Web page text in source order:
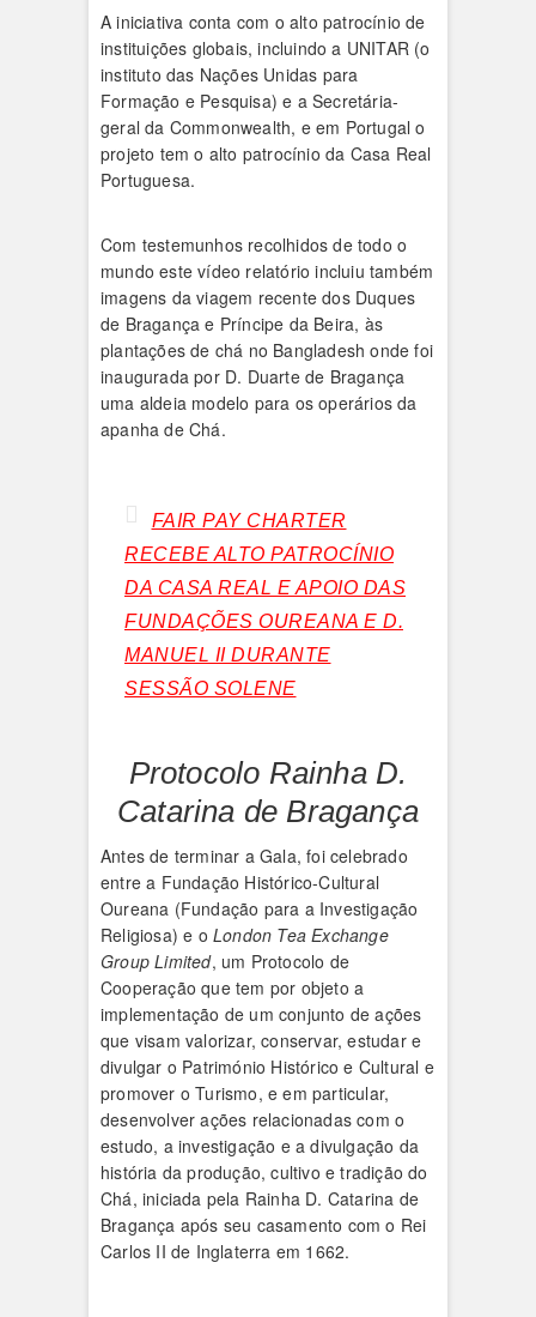
A iniciativa conta com o alto patrocínio de
instituições globais, incluindo a UNITAR (o
instituto das Nações Unidas para
Formação e Pesquisa) e a Secretária-
geral da Commonwealth, e em Portugal o
projeto tem o alto patrocínio da Casa Real
Portuguesa.
Com testemunhos recolhidos de todo o
mundo este vídeo relatório incluiu também
imagens da viagem recente dos Duques
de Bragança e Príncipe da Beira, às
plantações de chá no Bangladesh onde foi
inaugurada por D. Duarte de Bragança
uma aldeia modelo para os operários da
apanha de Chá.
FAIR PAY CHARTER
RECEBE ALTO PATROCÍNIO
DA CASA REAL E APOIO DAS
FUNDAÇÕES OUREANA E D.
MANUEL II DURANTE
SESSÃO SOLENE
Protocolo Rainha D.
Catarina de Bragança
Antes de terminar a Gala, foi celebrado
entre a Fundação Histórico-Cultural
Oureana (Fundação para a Investigação
Religiosa) e o London Tea Exchange
Group Limited, um Protocolo de
Cooperação que tem por objeto a
implementação de um conjunto de ações
que visam valorizar, conservar, estudar e
divulgar o Património Histórico e Cultural e
promover o Turismo, e em particular,
desenvolver ações relacionadas com o
estudo, a investigação e a divulgação da
história da produção, cultivo e tradição do
Chá, iniciada pela Rainha D. Catarina de
Bragança após seu casamento com o Rei
Carlos II de Inglaterra em 1662.